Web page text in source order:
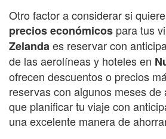
Otro factor a considerar si
precios económicos para tus
Zelandaes reservar con
de las aerolíneas y hoteles en
ofrecen descuentos o precios
reservas con algunos meses
que planificar tu viaje con
una excelente manera de